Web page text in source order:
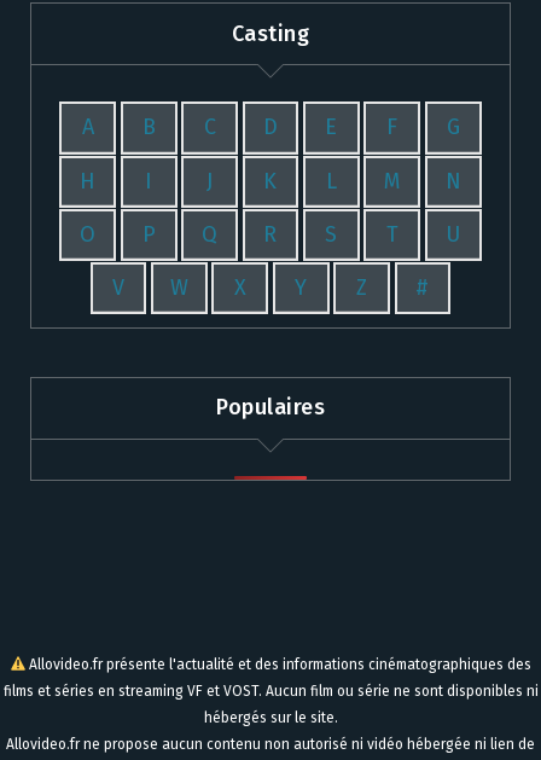
Casting
A B C D E F G
H I J K L M N
O P Q R S T U
V W X Y Z #
Populaires
Allovideo.fr présente l'actualité et des informations cinématographiques des
films et séries en streaming VF et VOST. Aucun film ou série ne sont disponibles ni
hébergés sur le site.
Allovideo.fr ne propose aucun contenu non autorisé ni vidéo hébergée ni lien de